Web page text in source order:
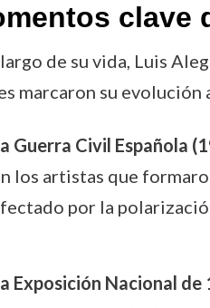
clave
de su vida, Luis
marcaron su
Guerra Civil Española
los artistas que
por la
Exposición Nacional de